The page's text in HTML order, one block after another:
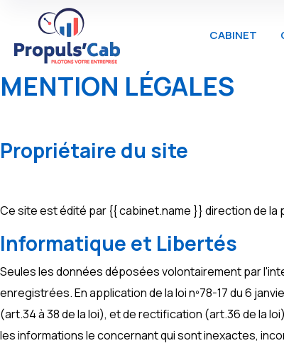
CABINET
MENTION LÉGALES
Propriétaire du site
Ce site est édité par {{ cabinet.name }} direction de
Informatique et Libertés
Seules les données déposées volontairement par
enregistrées. En application de la loi nº78-17 du 6
(art.34 à 38 de la loi), et de rectification (art.36 de la
les informations le concernant qui sont inexactes,